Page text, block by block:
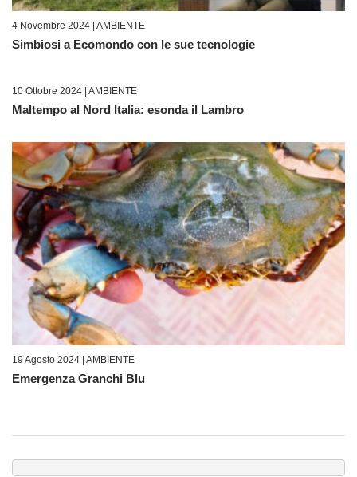
4 Novembre 2024 | AMBIENTE
Simbiosi a Ecomondo con le sue tecnologie
10 Ottobre 2024 | AMBIENTE
Maltempo al Nord Italia: esonda il Lambro
19 Agosto 2024 | AMBIENTE
Emergenza Granchi Blu